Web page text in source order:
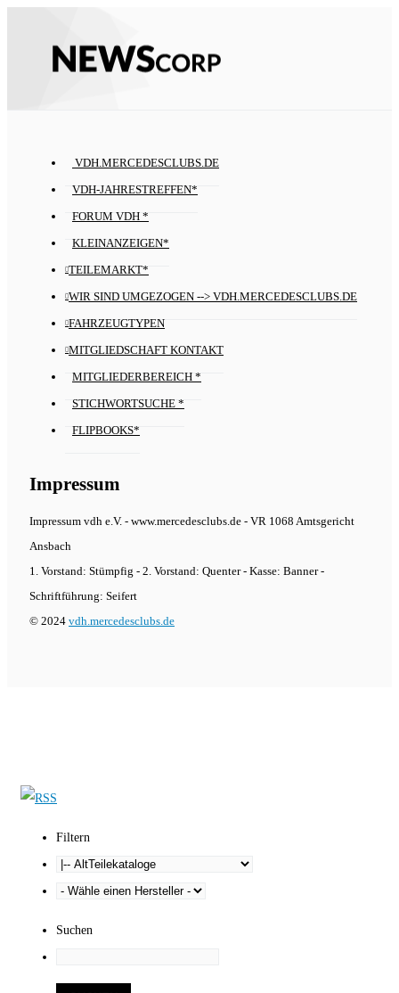
VDH.MERCEDESCLUBS.DE
VDH-JAHRESTREFFEN*
FORUM VDH *
KLEINANZEIGEN*
TEILEMARKT*
WIR SIND UMGEZOGEN --> VDH.MERCEDESCLUBS.DE
FAHRZEUGTYPEN
MITGLIEDSCHAFT KONTAKT
MITGLIEDERBEREICH *
STICHWORTSUCHE *
FLIPBOOKS*
Impressum
Impressum vdh e.V. - www.mercedesclubs.de - VR 1068 Amtsgericht
Ansbach
1. Vorstand: Stümpfig - 2. Vorstand: Quenter - Kasse: Banner -
Schriftführung: Seifert
© 2024 vdh.mercedesclubs.de
Filtern
Suchen